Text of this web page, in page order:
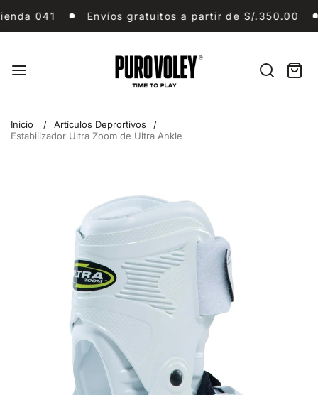
Piso 1 Tienda 041 Envíos gratuitos a partir
041 Envíos gratuitos a partir de S/.350.00
Buscar
Inicio
Artículos Deprortivos
Estabilizador Ultra Zoom de Ultra Ankle